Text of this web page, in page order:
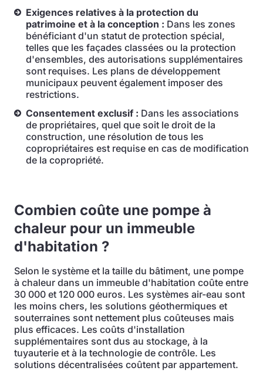
Exigences relatives à la protection du
patrimoine et à la conception : Dans les zones
bénéficiant d'un statut de protection spécial,
telles que les façades classées ou la protection
d'ensembles, des autorisations supplémentaires
sont requises. Les plans de développement
municipaux peuvent également imposer des
restrictions.
Consentement exclusif : Dans les associations
de propriétaires, quel que soit le droit de la
construction, une résolution de tous les
copropriétaires est requise en cas de modification
de la copropriété.
Combien coûte une pompe à
chaleur pour un immeuble
d'habitation ?
Selon le système et la taille du bâtiment, une pompe
à chaleur dans un immeuble d'habitation coûte entre
30 000 et 120 000 euros. Les systèmes air-eau sont
les moins chers, les solutions géothermiques et
souterraines sont nettement plus coûteuses mais
plus efficaces. Les coûts d'installation
supplémentaires sont dus au stockage, à la
tuyauterie et à la technologie de contrôle. Les
solutions décentralisées coûtent par appartement.